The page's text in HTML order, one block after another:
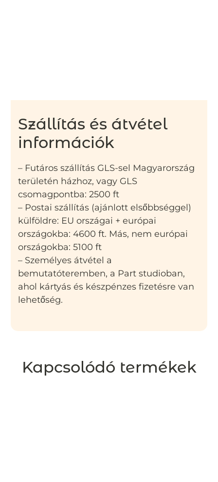
Szállítás és átvétel
információk
– Futáros szállítás GLS-sel Magyarország
területén házhoz, vagy GLS
csomagpontba: 2500 ft
– Postai szállítás (ajánlott elsőbbséggel)
külföldre: EU országai + európai
országokba: 4600 ft. Más, nem európai
országokba: 5100 ft
– Személyes átvétel a
bemutatóteremben, a Part studioban,
ahol kártyás és készpénzes fizetésre van
lehetőség.
Kapcsolódó termékek